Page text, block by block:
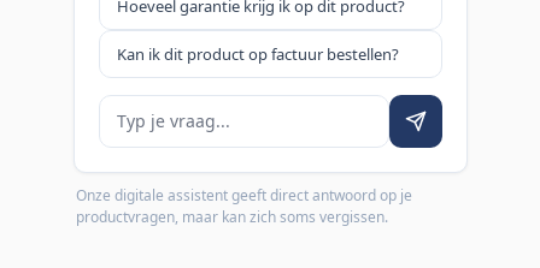
Hoeveel garantie krijg ik op dit product?
Kan ik dit product op factuur bestellen?
Je vraag
Onze digitale assistent geeft direct antwoord op je
productvragen, maar kan zich soms vergissen.